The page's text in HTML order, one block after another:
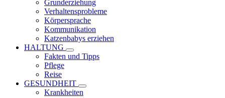
Grunderziehung
Verhaltensprobleme
Körpersprache
Kommunikation
Katzenbabys erziehen
HALTUNG
Fakten und Tipps
Pflege
Reise
GESUNDHEIT
Krankheiten